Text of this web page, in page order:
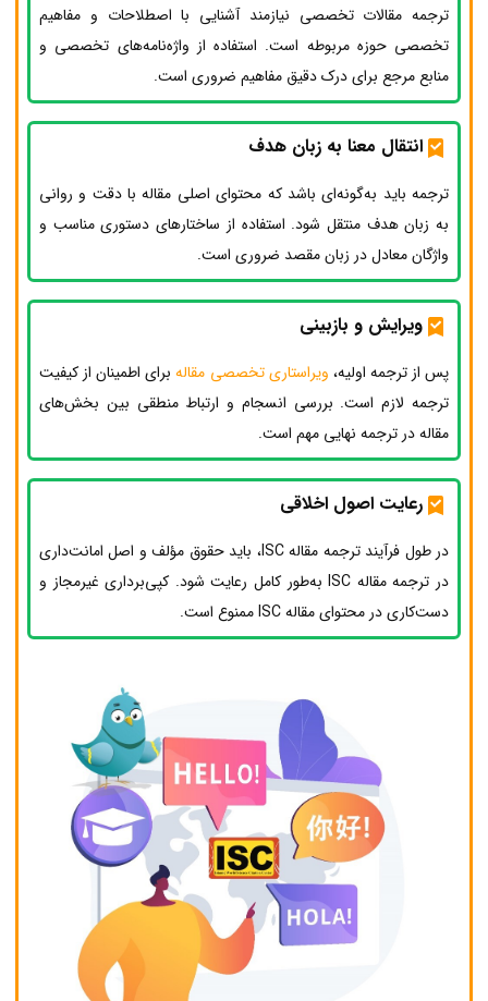
ترجمه مقالات تخصصی نیازمند آشنایی با اصطلاحات و مفاهیم
تخصصی حوزه مربوطه است. استفاده از واژه‌نامه‌های تخصصی و
منابع مرجع برای درک دقیق مفاهیم ضروری است.
انتقال معنا به زبان هدف
ترجمه باید به‌گونه‌ای باشد که محتوای اصلی مقاله با دقت و روانی
به زبان هدف منتقل شود. استفاده از ساختارهای دستوری مناسب و
واژگان معادل در زبان مقصد ضروری است.
ویرایش و بازبینی
پس از ترجمه اولیه، ویراستاری تخصصی مقالهبرای اطمینان از کیفیت
ترجمه لازم است. بررسی انسجام و ارتباط منطقی بین بخش‌های
مقاله در ترجمه نهایی مهم است.
رعایت اصول اخلاقی
در طول فرآیند ترجمه مقاله ISC، باید حقوق مؤلف و اصل امانت‌داری
در ترجمه مقاله ISC به‌طور کامل رعایت شود. کپی‌برداری غیرمجاز و
دست‌کاری در محتوای مقاله ISC ممنوع است.